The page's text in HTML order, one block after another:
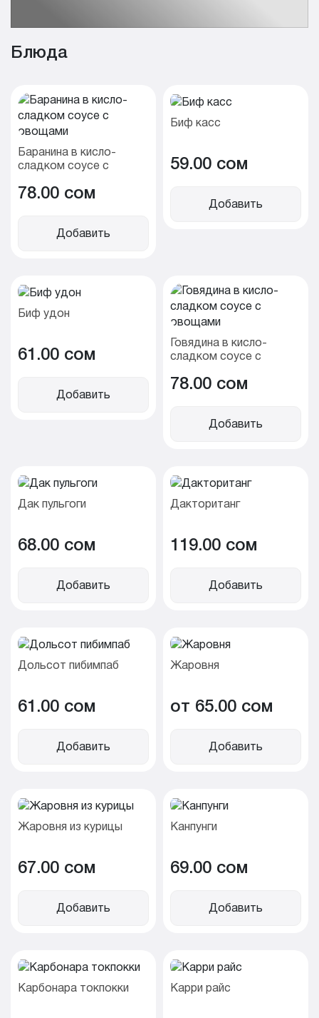
Блюда
Баранина в кисло-
сладком соусе с
78.00 cом
Добавить
Биф касс
59.00 cом
Добавить
Биф удон
61.00 cом
Добавить
Говядина в кисло-
сладком соусе с
78.00 cом
Добавить
Дак пульгоги
68.00 cом
Добавить
Дактоританг
119.00 cом
Добавить
Дольсот пибимпаб
61.00 cом
Добавить
Жаровня
от 65.00 cом
Добавить
Жаровня из курицы
67.00 cом
Добавить
Канпунги
69.00 cом
Добавить
Карбонара токпокки Карри райс